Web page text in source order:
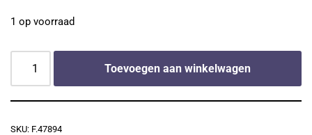
1 op voorraad
Toevoegen aan winkelwagen
SKU: F.47894